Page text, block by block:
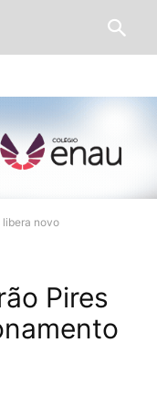
libera novo
Pires